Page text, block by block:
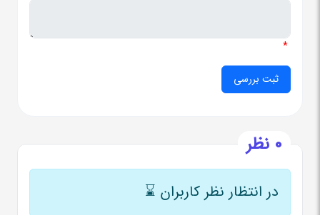
*
0 نظر
در انتظار نظر کاربران ⌛